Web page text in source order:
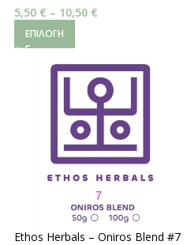
5,50 € – 10,50 €
ΕΠΙΛΟΓΉ
Ethos Herbals – Oniros Blend #7